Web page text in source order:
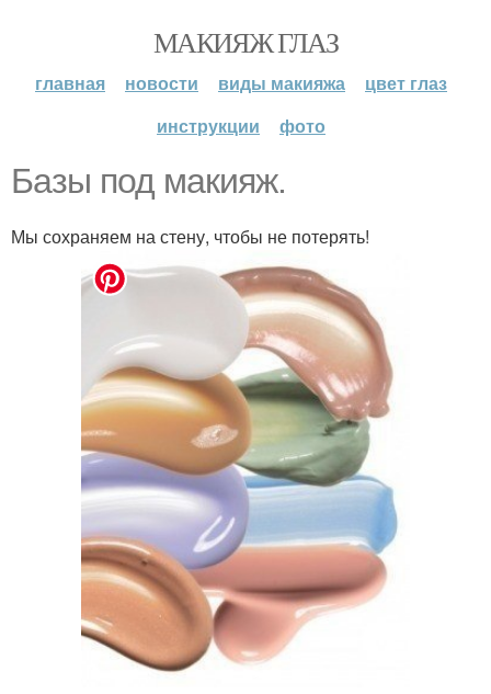
МАКИЯЖ ГЛАЗ
главная новости виды макияжа
цвет глаз
инструкции
фото
Базы под макияж.
Мы сохраняем на стену, чтобы не потерять!